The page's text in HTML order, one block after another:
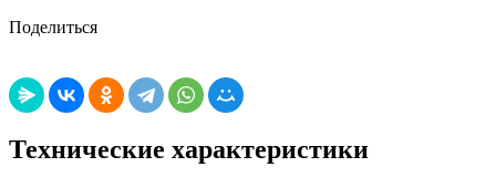
Поделиться
Технические характеристики